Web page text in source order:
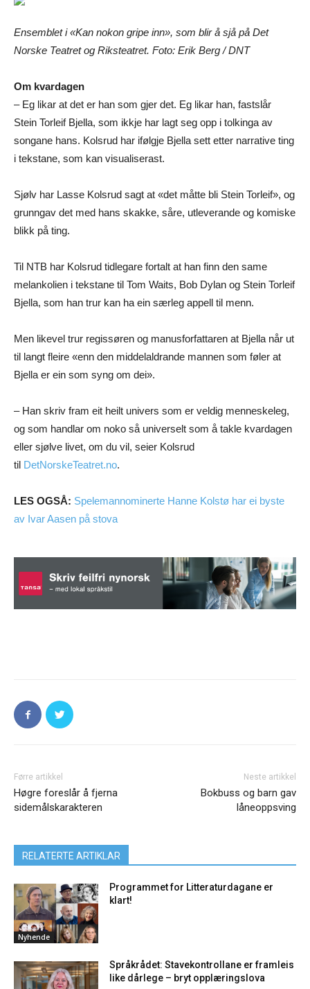
Ensemblet i «Kan nokon gripe inn», som blir å sjå på Det
Norske Teatret og Riksteatret. Foto: Erik Berg / DNT
Om kvardagen
– Eg likar at det er han som gjer det. Eg likar han, fastslår
Stein Torleif Bjella, som ikkje har lagt seg opp i tolkinga av
songane hans. Kolsrud har ifølgje Bjella sett etter narrative ting
i tekstane, som kan visualiserast.
Sjølv har Lasse Kolsrud sagt at «det måtte bli Stein Torleif», og
grunngav det med hans skakke, såre, utleverande og komiske
blikk på ting.
Til NTB har Kolsrud tidlegare fortalt at han finn den same
melankolien i tekstane til Tom Waits, Bob Dylan og Stein Torleif
Bjella, som han trur kan ha ein særleg appell til menn.
Men likevel trur regissøren og manusforfattaren at Bjella når ut
til langt fleire «enn den middelaldrande mannen som føler at
Bjella er ein som syng om dei».
– Han skriv fram eit heilt univers som er veldig menneskeleg,
og som handlar om noko så universelt som å takle kvardagen
eller sjølve livet, om du vil, seier Kolsrud
til DetNorskeTeatret.no.
LES OGSÅ: Spelemannominerte Hanne Kolstø har ei byste
av Ivar Aasen på stova
Førre artikkel
Høgre foreslår å fjerna
sidemålskarakteren
Neste artikkel
Bokbuss og barn gav
låneoppsving
RELATERTE ARTIKLAR
Nyhende
Programmet for Litteraturdagane er
klart!
Språkrådet: Stavekontrollane er framleis
like dårlege – bryt opplæringslova